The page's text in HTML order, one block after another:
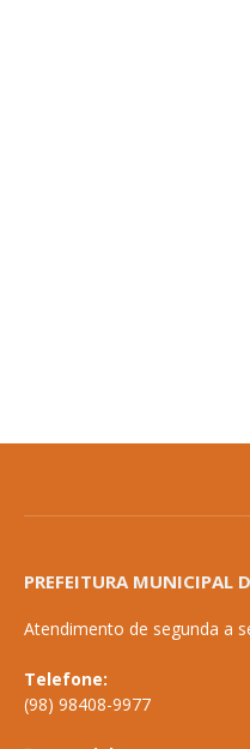
PREFEITURA MUNICIPAL
Atendimento de segunda a
Telefone:
(98) 98408-9977